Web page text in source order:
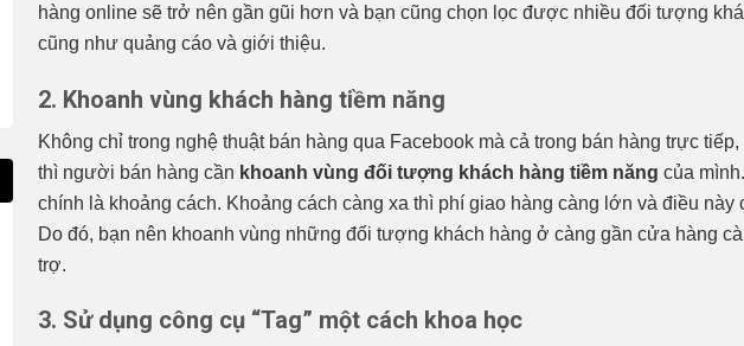
hàng online sẽ trở nên gần gũi hơn và bạn cũng chọn lọc được nhiều đối tượng
cũng như quảng cáo và giới thiệu.
2. Khoanh vùng khách hàng tiềm năng
Không chỉ trong nghệ thuật bán hàng qua Facebook mà cả trong bán hàng trực
thì người bán hàng cần khoanh vùng đối tượng khách hàng tiềm năng của
chính là khoảng cách. Khoảng cách càng xa thì phí giao hàng càng lớn và điều
Do đó, bạn nên khoanh vùng những đối tượng khách hàng ở càng gần cửa hàng
trợ.
3. Sử dụng công cụ “Tag” một cách khoa học